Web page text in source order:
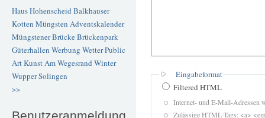
Haus Hohenscheid Balkhauser
Kotten Müngsten Adventskalender
Müngstener BrückeBrückenpark
Güterhallen Werbung WetterPublic
ArtKunstAm Wegesrand Winter
WupperSolingen
>>
Benutzeranmeldung
Eingabeformat
Filtered HTML
Internet- und E-Mail-Adressen
Zulässige HTML-Tags: <a>